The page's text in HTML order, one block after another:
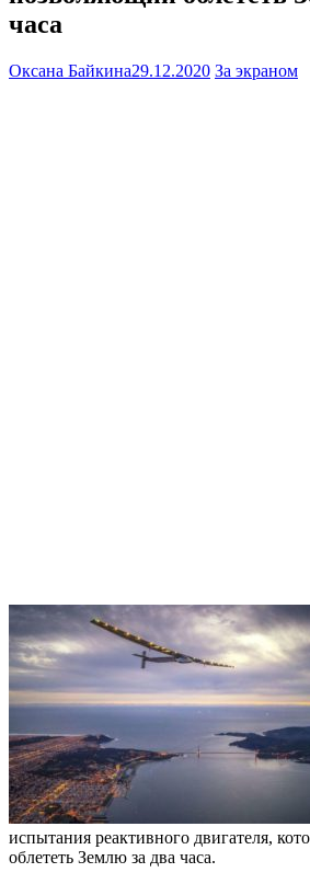
часа
Оксана Байкина29.12.2020 За экраном
испытания реактивного двигателя,
облететь Землю за два часа.